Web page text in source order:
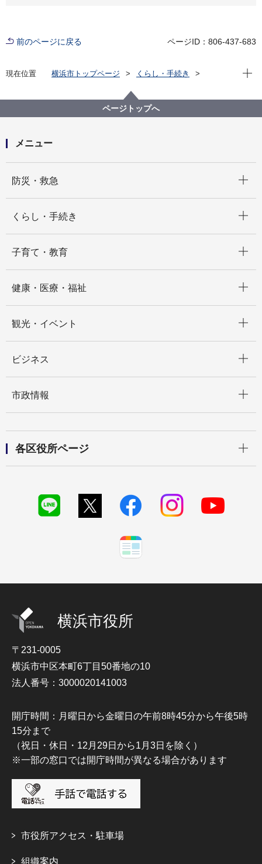
前のページに戻る ページID：806-437-683
現在位置 横浜市トップページ
くらし・手続き
関東大震災を調べる【目次】
被害の模様を写真に見る。
現在
ページトップへ
メニュー
防災・救急
くらし・手続き
子育て・教育
健康・医療・福祉
観光・イベント
ビジネス
市政情報
各区役所ページ
横浜市役所
〒231-0005
横浜市中区本町6丁目50番地の10
法人番号：3000020141003
開庁時間：月曜日から金曜日の午前8時45分から午後5時
15分まで
（祝日・休日・12月29日から1月3日を除く）
※一部の窓口では開庁時間が異なる場合があります
市役所アクセス・駐車場
組織案内